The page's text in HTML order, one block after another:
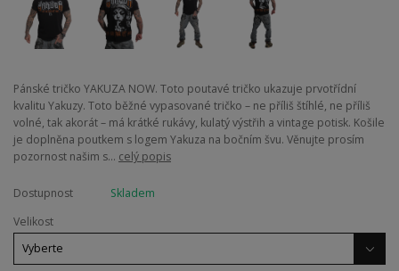
Pánské tričko YAKUZA NOW. Toto poutavé tričko ukazuje prvotřídní
kvalitu Yakuzy. Toto běžné vypasované tričko – ne příliš štíhlé, ne příliš
volné, tak akorát – má krátké rukávy, kulatý výstřih a vintage potisk. Košile
je doplněna poutkem s logem Yakuza na bočním švu. Věnujte prosím
pozornost našim s... celý popis
Dostupnost
Skladem
Velikost